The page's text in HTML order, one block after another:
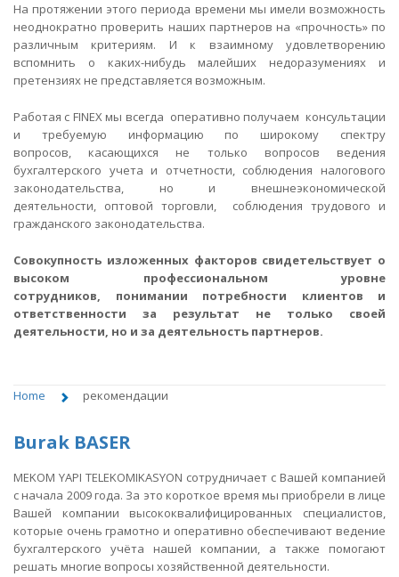
На протяжении этого периода времени мы имели возможность
неоднократно проверить наших партнеров на «прочность» по
различным критериям. И к взаимному удовлетворению
вспомнить о каких-нибудь малейших недоразумениях и
претензиях не представляется возможным.
Работая с FINEX мы всегда оперативно получаем консультации
и требуемую информацию по широкому спектру
вопросов, касающихся не только вопросов ведения
бухгалтерского учета и отчетности, соблюдения налогового
законодательства, но и внешнеэкономической
деятельности, оптовой торговли, соблюдения трудового и
гражданского законодательства.
Совокупность изложенных факторов свидетельствует о
высоком профессиональном уровне
сотрудников, понимании потребности клиентов и
ответственности за результат не только своей
деятельности, но и за деятельность партнеров.
Home рекомендации
Burak BASER
МEKOM YAPI TELEKOMIKASYON сотрудничает с Вашей компанией
с начала 2009 года. За это короткое время мы приобрели в лице
Вашей компании высококвалифицированных специалистов,
которые очень грамотно и оперативно обеспечивают ведение
бухгалтерского учёта нашей компании, а также помогают
решать многие вопросы хозяйственной деятельности.